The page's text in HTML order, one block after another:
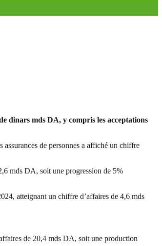
dinars mds DA, y compris les acceptations
de personnes a affiché un chiffre
mds DA, soit une progression de 5%
atteignant un chiffre d’affaires de 4,6 mds
de 20,4 mds DA, soit une production